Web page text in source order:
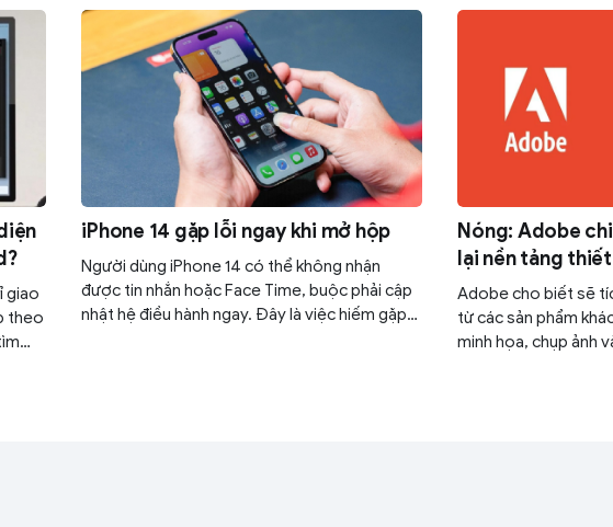
giao
theo
iPhone 14 gặp lỗi ngay khi mở hộp
Người dùng iPhone 14 có thể không nhận
được tin nhắn hoặc Face Time, buộc phải cập
nhật hệ điều hành ngay. Đây là việc hiếm gặp
Nóng: Adobe
lại nền tảng
Adobe cho biết sẽ
từ các sản phẩm
minh họa, chụp ảnh